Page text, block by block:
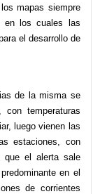
mapas siempre
en los cuales las
el desarrollo de
de la misma se
temperaturas
luego vienen las
estaciones, con
que el alerta sale
en el
de corrientes